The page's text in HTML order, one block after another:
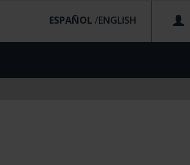
ESPAÑOL /